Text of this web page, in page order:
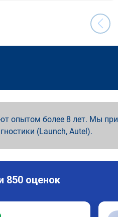
опытом более 8 лет. Мы
(Launch, Autel).
850 оценок